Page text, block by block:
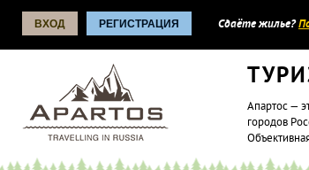
ВХОД РЕГИСТРАЦИЯ Сдаёте жилье?
Апартос —
городов